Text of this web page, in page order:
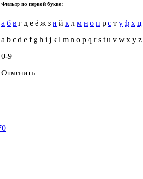
Фильтр по первой букве:
а б в г д е ё ж з и й к л м н о п р с т у ф х ц
a b c d e f g h i j k l m n o p q r s t u v w x y z
0-9
Отменить